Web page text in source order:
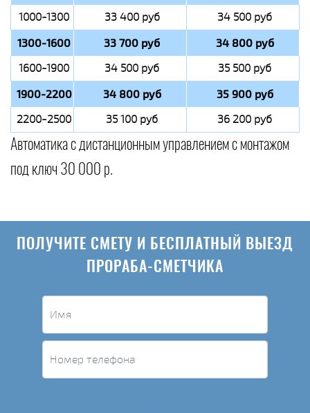
1000-1300 33 400 руб 34 500 руб
1300-1600 33 700 руб 34 800 руб
1600-1900 34 500 руб 35 500 руб
1900-2200 34 800 руб 35 900 руб
2200-2500 35 100 руб 36 200 руб
Автоматика с дистанционным управлением с монтажом
под ключ 30 000 р.
ПОЛУЧИТЕ СМЕТУ И БЕСПЛАТНЫЙ ВЫЕЗД
ПРОРАБА-СМЕТЧИКА